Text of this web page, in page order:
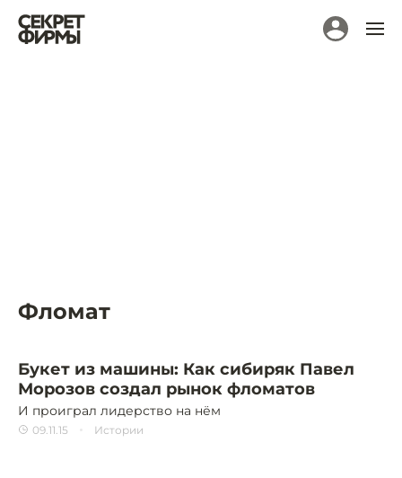
Фломат
Букет из машины: Как сибиряк Павел
Морозов создал рынок фломатов
И проиграл лидерство на нём
09.11.15 Истории